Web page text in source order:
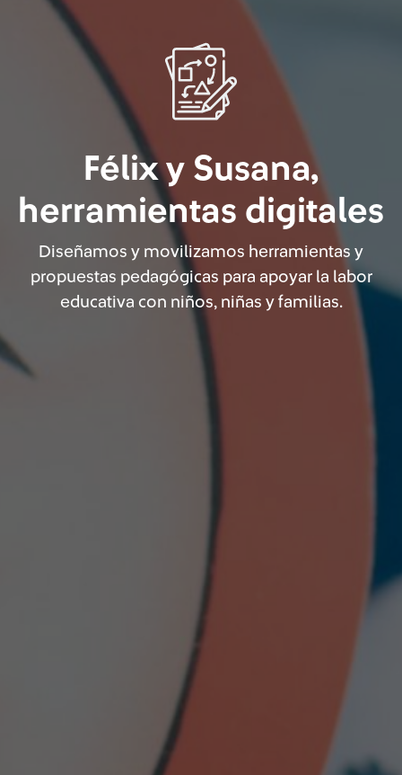
Félix y Susana,
herramientas digitales
Diseñamos y movilizamos herramientas y
propuestas pedagógicas para apoyar la labor
educativa con niños, niñas y familias.